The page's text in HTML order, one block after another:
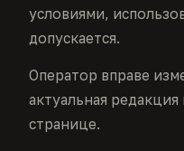
условиями,
допускается.
Оператор вправе
актуальная
странице.